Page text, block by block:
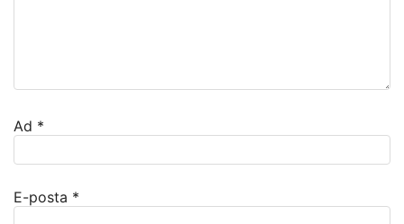
Ad *
E-posta *